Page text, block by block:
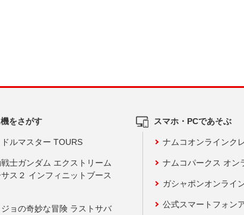
をさがす
ルマスター TOURS
士ガンダム エクストリーム
ス２ インフィニットブース
ョの奇妙な冒険 ラストサバ
スマホ・PCであそぶ
ナムコオンラインク
ナムコパークス オン
ガシャポンオンライ
公式スマートフォン